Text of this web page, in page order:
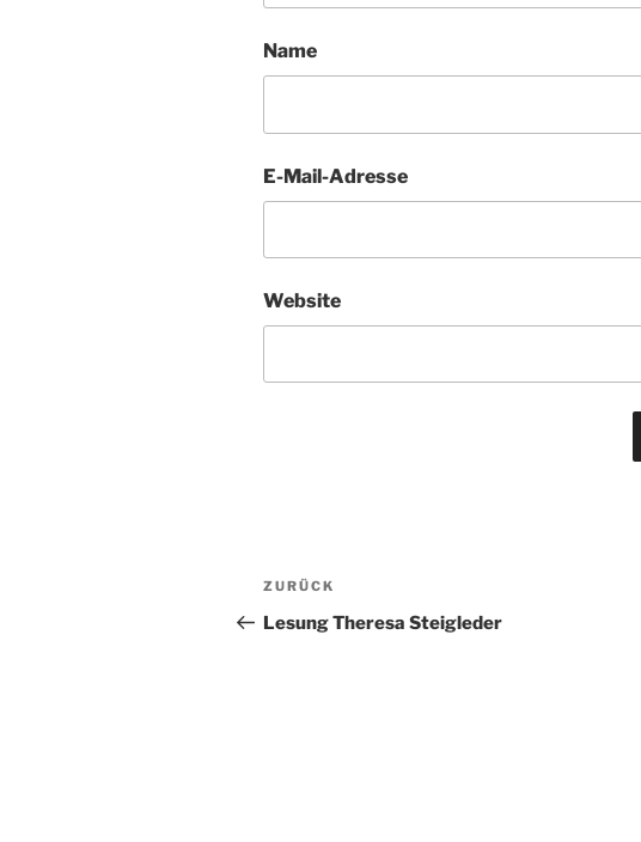
Name
E-Mail-Adresse
Website
Beitragsnavigation
Vorheriger
Beitrag
ZURÜCK
Lesung Theresa Steigleder